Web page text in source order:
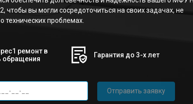
чтобы вы могли сосредоточиться на своих задачах, не
технических проблемах.
ремонт в
обращения
Гарантия до 3-х лет
Отправить заявку